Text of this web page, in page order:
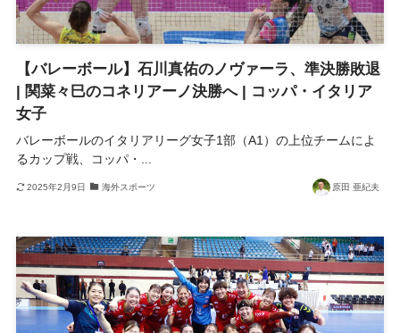
【バレーボール】石川真佑のノヴァーラ、準決勝敗退
| 関菜々巳のコネリアーノ決勝へ | コッパ・イタリア
女子
バレーボールのイタリアリーグ女子1部（A1）の上位チームによ
るカップ戦、コッパ・...
2025年2月9日 海外スポーツ 原田 亜紀夫